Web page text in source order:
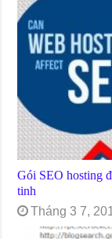
Gói SEO hosting
tinh
Tháng 3 7,